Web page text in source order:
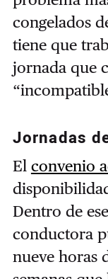
congelados
tiene que
jornada que
Jornadas
El convenio
Dentro de
conductora
nueve horas